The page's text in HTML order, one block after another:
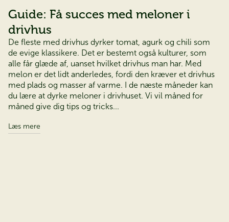
Guide: Få succes med meloner i
drivhus
De fleste med drivhus dyrker tomat, agurk og chili som
de evige klassikere. Det er bestemt også kulturer, som
alle får glæde af, uanset hvilket drivhus man har. Med
melon er det lidt anderledes, fordi den kræver et drivhus
med plads og masser af varme. I de næste måneder kan
du lære at dyrke meloner i drivhuset. Vi vil måned for
måned give dig tips og tricks...
Læs mere